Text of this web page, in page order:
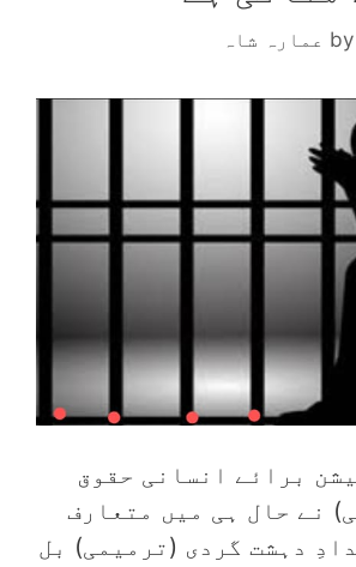
by عمارہ شاہ
برائے انسانی حقوق
نے حال ہی میں متعارف
دہشت گردی (ترمیمی) بل